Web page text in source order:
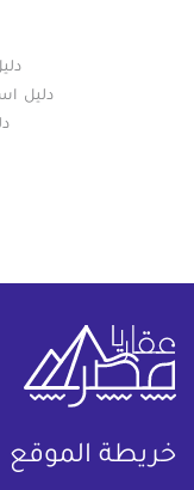
دليل
خريطة الموقع